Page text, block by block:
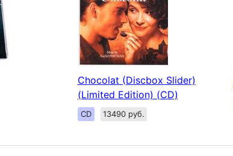
Chocolat (Discbox Slider)
(Limited Edition) (CD)
CD 13490 руб.